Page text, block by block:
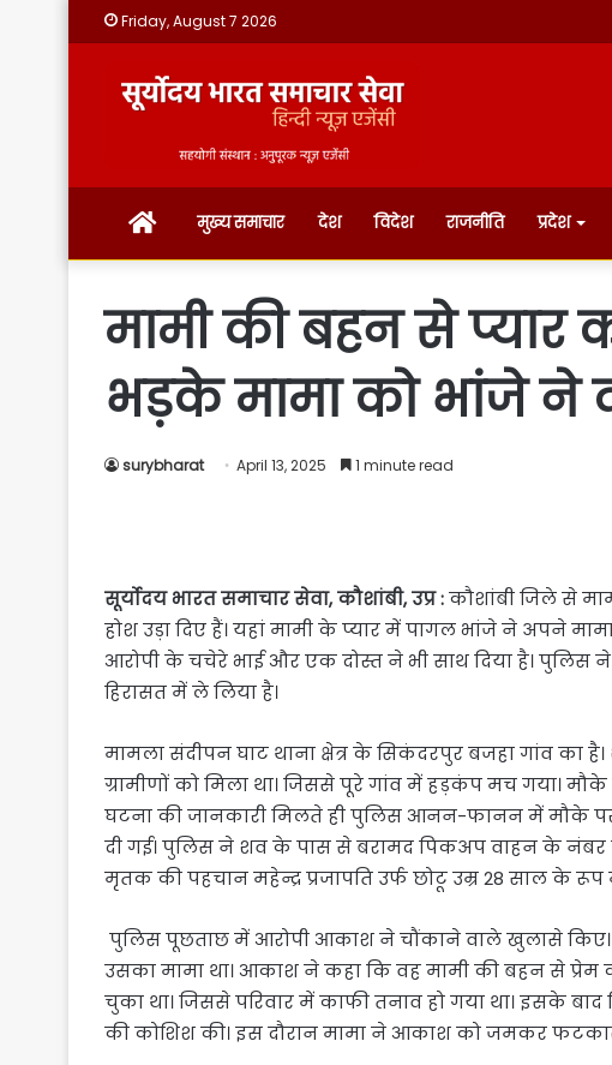
Friday, August 7 2026
होम मुख्य समाचार देश विदेश राजनीति प्रदेश
मामी की बहन से प्यार
भड़के मामा को भांजे ने
surybharat April 13, 2025 1 minute read
सूर्योदय भारत समाचार सेवा, कौशांबी, उप्र :कौशांबी जिले से
होश उड़ा दिए हैं। यहां मामी के प्यार में पागल भांजे ने अपने
आरोपी के चचेरे भाई और एक दोस्त ने भी साथ दिया है। पुलिस
हिरासत में ले लिया है।
मामला संदीपन घाट थाना क्षेत्र के सिकंदरपुर बजहा गांव
ग्रामीणों को मिला था। जिससे पूरे गांव में हड़कंप मच गया।
घटना की जानकारी मिलते ही पुलिस आनन-फानन में मौके
दी गई। पुलिस ने शव के पास से बरामद पिकअप वाहन के
मृतक की पहचान महेन्द्र प्रजापति उर्फ छोटू उम्र 28 साल के रूप
पुलिस पूछताछ में आरोपी आकाश ने चौंकाने वाले खुलासे किए।
उसका मामा था। आकाश ने कहा कि वह मामी की बहन से प्रेम
चुका था। जिससे परिवार में काफी तनाव हो गया था। इसके
की कोशिश की। इस दौरान मामा ने आकाश को जमकर